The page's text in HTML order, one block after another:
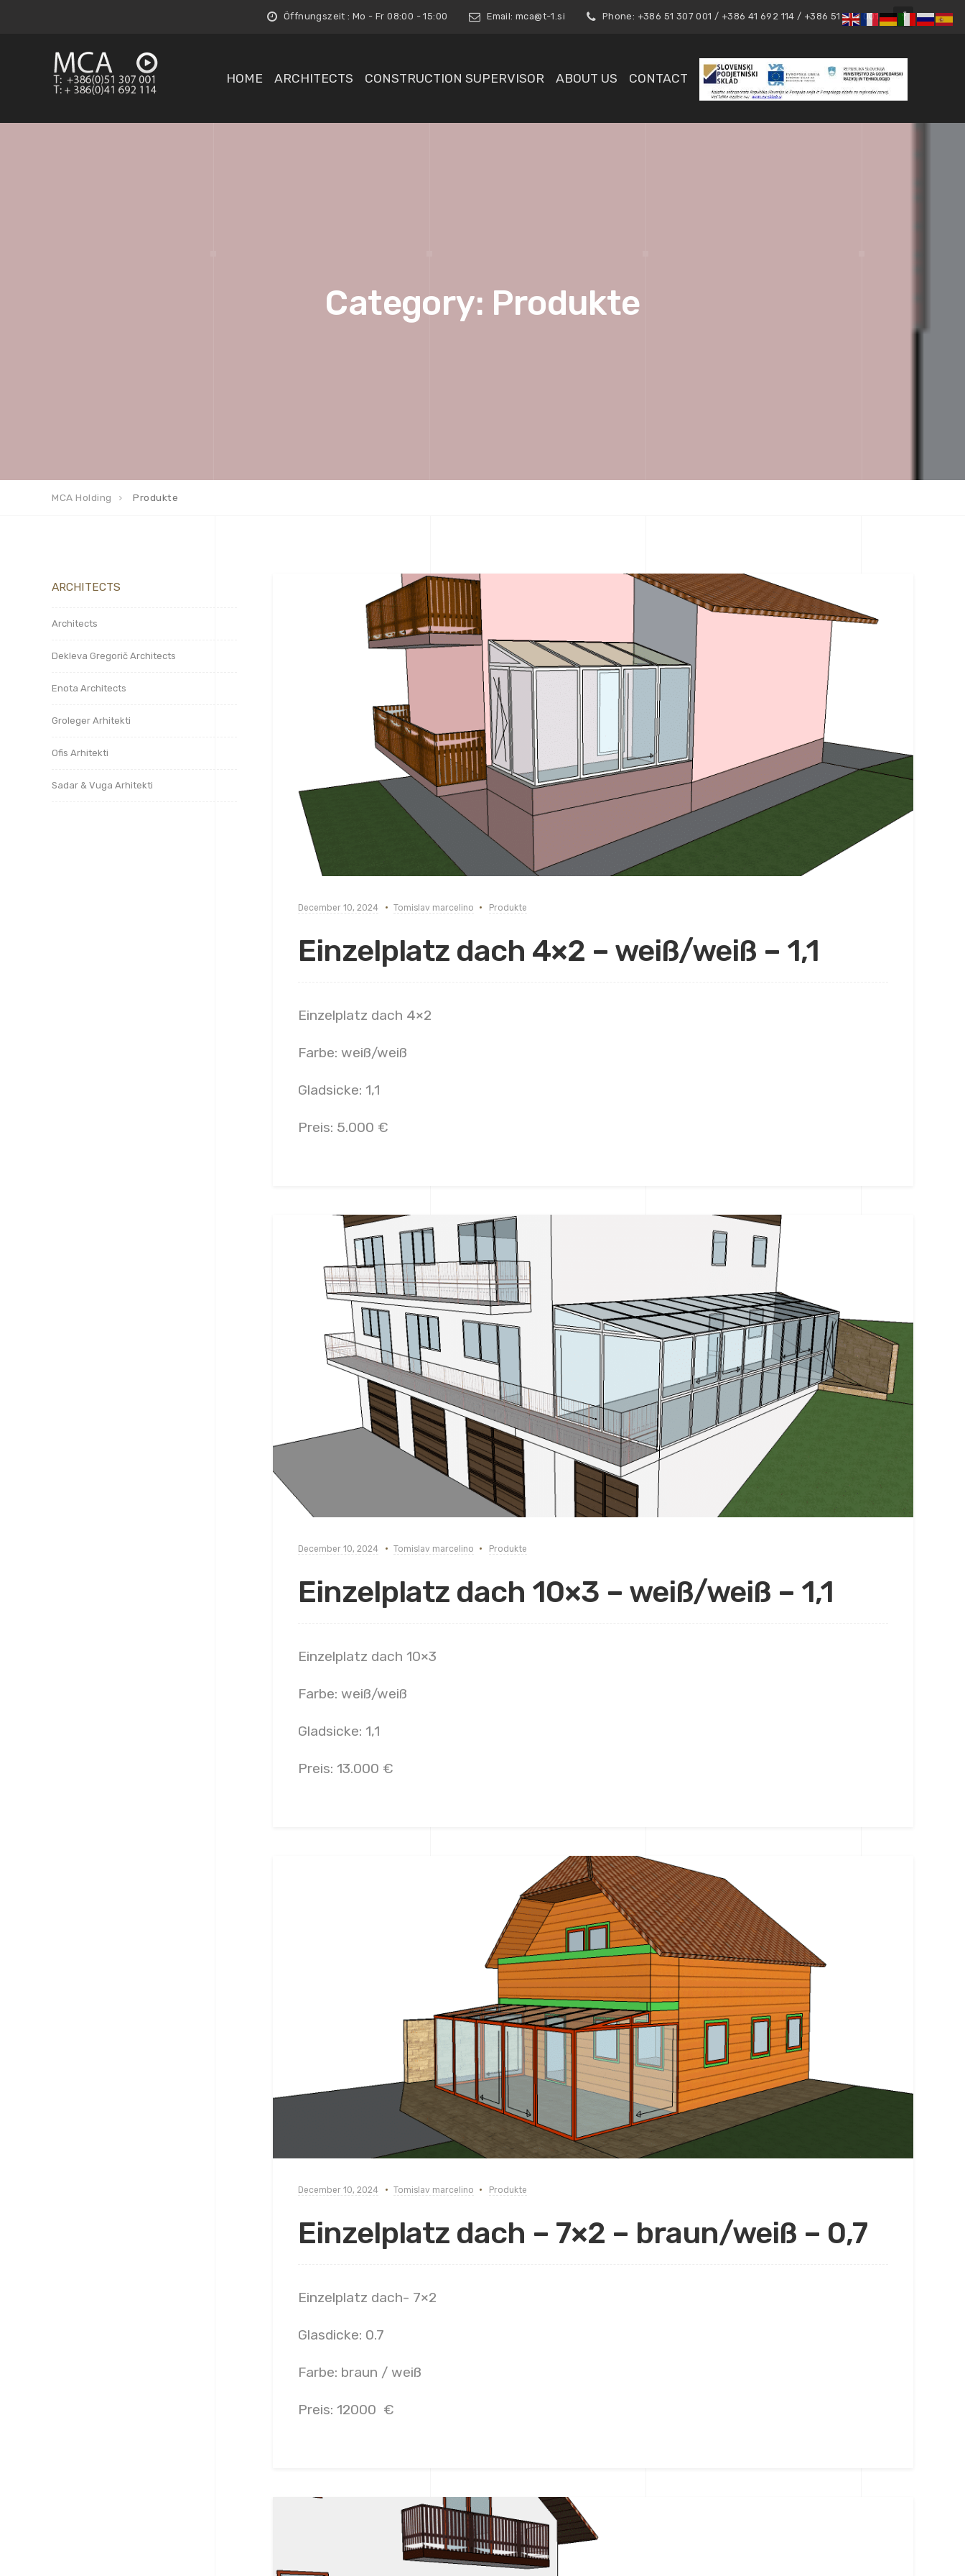
Öffnungszeit : Mo - Fr 08:00 - 15:00 Email: mca@t-1.si Phone: +386 51 307 001 / +386 41 692 114 / +386 51 307 001
HOME ARCHITECTS CONSTRUCTION SUPERVISOR ABOUT US CONTACT
Category: Produkte
MCA Holding Produkte
December 10, 2024 Tomislav marcelino Produkte
Einzelplatz dach 4×2 – weiß/weiß – 1,1
Einzelplatz dach 4×2
Farbe: weiß/weiß
Gladsicke: 1,1
Preis: 5.000 €
December 10, 2024 Tomislav marcelino Produkte
Einzelplatz dach 10×3 – weiß/weiß – 1,1
Einzelplatz dach 10×3
Farbe: weiß/weiß
Gladsicke: 1,1
Preis: 13.000 €
December 10, 2024 Tomislav marcelino Produkte
Einzelplatz dach – 7×2 – braun/weiß – 0,7
Einzelplatz dach- 7×2
Glasdicke: 0.7
Farbe: braun / weiß
Preis: 12000 €
ARCHITECTS
Architects
Dekleva Gregorič Architects
Enota Architects
Groleger Arhitekti
Ofis Arhitekti
Sadar & Vuga Arhitekti